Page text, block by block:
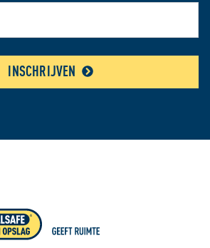
INSCHRIJVEN